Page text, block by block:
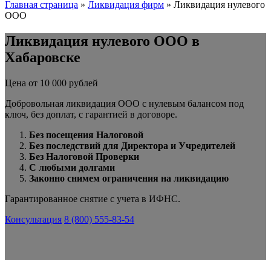
Главная страница » Ликвидация фирм » Ликвидация нулевого
ООО
Ликвидация нулевого ООО в
Хабаровске
Цена от 10 000 рублей
Добровольная ликвидация ООО с нулевым балансом под
ключ, без доплат, с гарантией в договоре.
Без посещения Налоговой
Без последствий для Директора и Учредителей
Без Налоговой Проверки
С любыми долгами
Законно снимем ограничения на ликвидацию
Гарантированное снятие с учета в ИФНС.
Консультация 8 (800) 555-83-54